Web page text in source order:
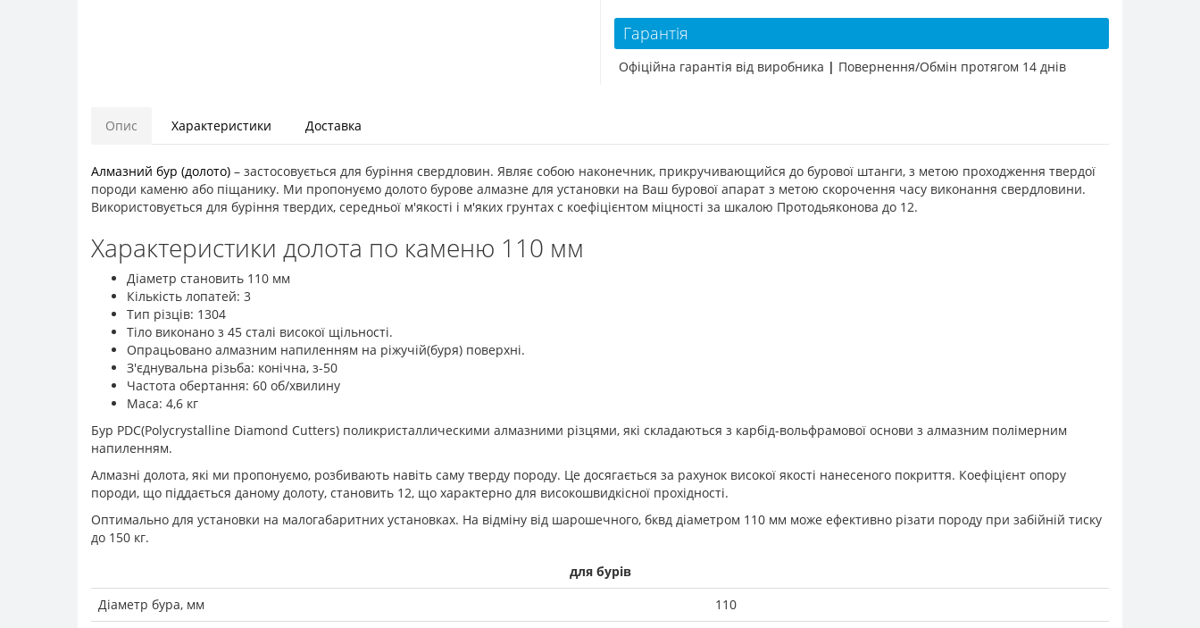
Гарантія
Офіційна гарантія від виробника | Повернення/Обмін протягом 14 днів
Опис Характеристики Доставка
Алмазний бур (долото) – застосовується для буріння свердловин. Являє собою наконечник, прикручивающийся до бурової штанги, з метою проходження твердої
породи каменю або піщанику. Ми пропонуємо долото бурове алмазне для установки на Ваш бурової апарат з метою скорочення часу виконання свердловини.
Використовується для буріння твердих, середньої м'якості і м'яких грунтах c коефіцієнтом міцності за шкалою Протодьяконова до 12.
Характеристики долота по каменю 110 мм
Діаметр становить 110 мм
Кількість лопатей: 3
Тип різців: 1304
Тіло виконано з 45 сталі високої щільності.
Опрацьовано алмазним напиленням на ріжучій(буря) поверхні.
З'єднувальна різьба: конічна, з-50
Частота обертання: 60 об/хвилину
Маса: 4,6 кг
Бур PDC(Polycrystalline Diamond Cutters) поликристаллическими алмазними різцями, які складаються з карбід-вольфрамової основи з алмазним полімерним
напиленням.
Алмазні долота, які ми пропонуємо, розбивають навіть саму тверду породу. Це досягається за рахунок високої якості нанесеного покриття. Коефіцієнт опору
породи, що піддається даному долоту, становить 12, що характерно для високошвидкісної прохідності.
Оптимально для установки на малогабаритних установках. На відміну від шарошечного, бквд діаметром 110 мм може ефективно різати породу при забійній тиску
до 150 кг.
для бурів
Діаметр бура, мм
110